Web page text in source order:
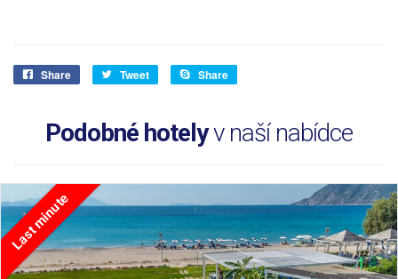
Share Tweet Share
Podobné hotelyv naší nabídce
Last minute